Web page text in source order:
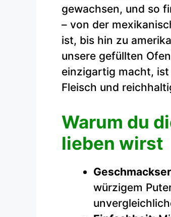
gewachsen, und so
– von der
ist, bis hin zu
unsere gefüllten
einzigartig macht,
Fleisch und
Warum du
lieben wirst
würzigem